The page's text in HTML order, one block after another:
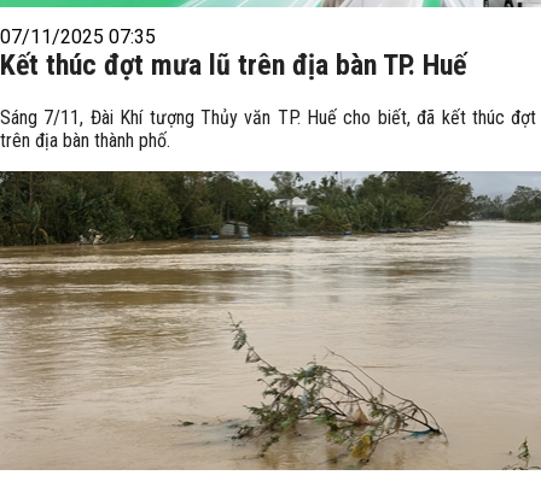
07/11/2025 07:35
Kết thúc đợt mưa lũ trên địa bàn TP. Huế
Sáng 7/11, Đài Khí tượng Thủy văn TP. Huế cho biết, đã kết thúc
trên địa bàn thành phố.